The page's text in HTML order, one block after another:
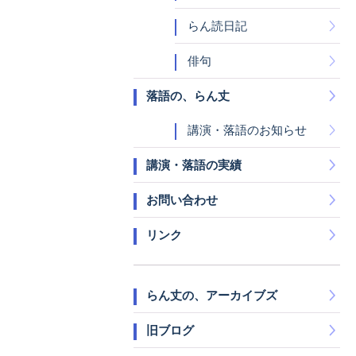
らん読日記
俳句
落語の、らん丈
講演・落語のお知らせ
講演・落語の実績
お問い合わせ
リンク
らん丈の、アーカイブズ
旧ブログ